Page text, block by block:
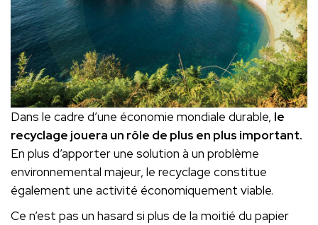
Dans le cadre d’une économie mondiale durable, le
recyclage jouera un rôle de plus en plus important.
En plus d’apporter une solution à un problème
environnemental majeur, le recyclage constitue
également une activité économiquement viable.
Ce n’est pas un hasard si plus de la moitié du papier